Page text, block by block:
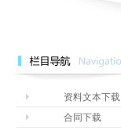
资料文本下载
合同下载